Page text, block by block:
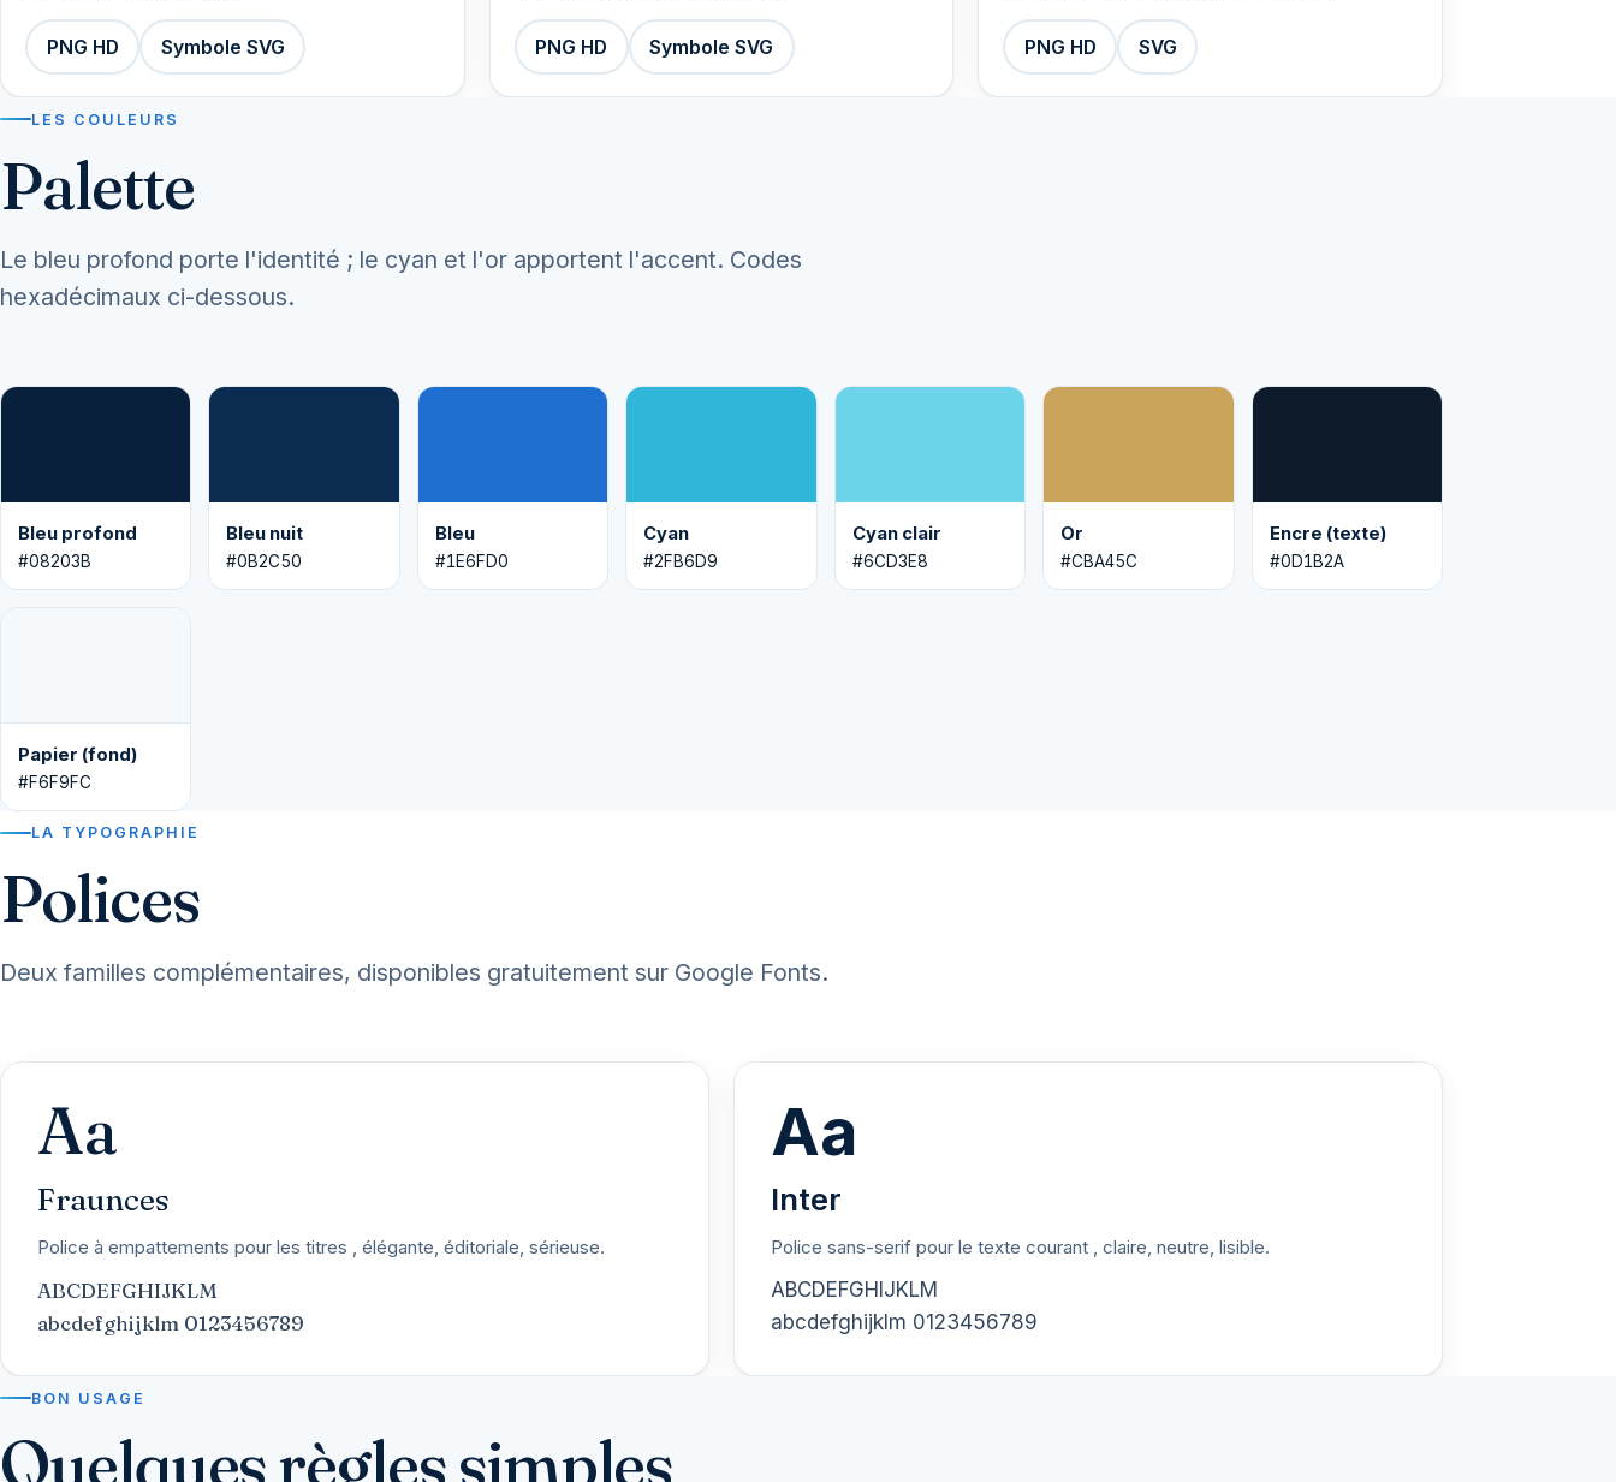
PNG HD Symbole SVG PNG HD Symbole SVG PNG HD SVG
LES COULEURS
Palette
Le bleu profond porte l'identité ; le cyan et l'or apportent l'accent. Codes
hexadécimaux ci-dessous.
Bleu profond
#08203B
Bleu nuit
#0B2C50
Bleu
#1E6FD0
Cyan
#2FB6D9
Cyan clair
#6CD3E8
Or
#CBA45C
Encre (texte)
#0D1B2A
Papier (fond)
#F6F9FC
LA TYPOGRAPHIE
Polices
Deux familles complémentaires, disponibles gratuitement sur Google Fonts.
Aa
Fraunces
Police à empattements pour les titres , élégante, éditoriale, sérieuse.
ABCDEFGHIJKLM
abcdefghijklm 0123456789
Aa
Inter
Police sans-serif pour le texte courant , claire, neutre, lisible.
ABCDEFGHIJKLM
abcdefghijklm 0123456789
BON USAGE
Quelques règles simples